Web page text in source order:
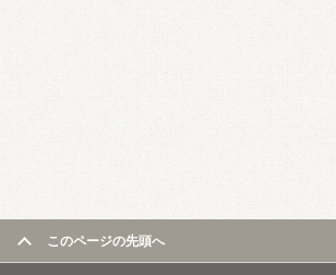
このページの先頭へ